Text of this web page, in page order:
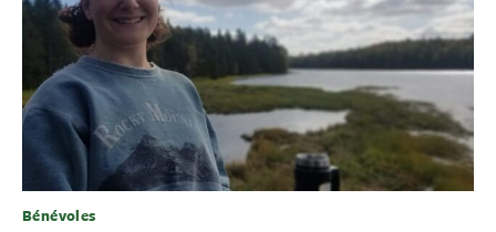
Bénévoles